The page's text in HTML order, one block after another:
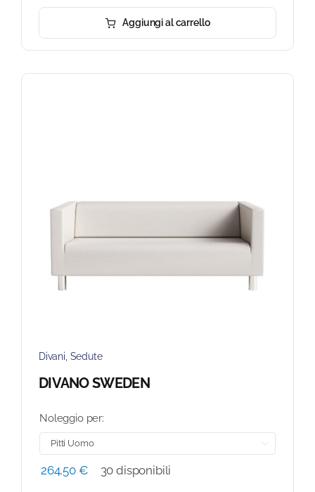
Aggiungi al carrello
Divani, Sedute
DIVANO SWEDEN
Noleggio per:
264,50 € 30 disponibili